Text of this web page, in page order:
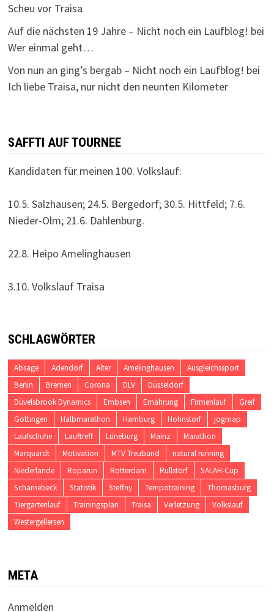
Scheu vor Traisa
Auf die nächsten 19 Jahre – Nicht noch ein Laufblog! bei
Wer einmal geht…
Von nun an ging’s bergab – Nicht noch ein Laufblog! bei
Ich liebe Traisa, nur nicht den neunten Kilometer
SAFFTI AUF TOURNEE
Kandidaten für meinen 100. Volkslauf:
10.5. Salzhausen; 24.5. Bergedorf; 30.5. Hittfeld; 7.6.
Nieder-Olm; 21.6. Dahlenburg.
22.8. Heipo Amelinghausen
3.10. Volkslauf Traisa
SCHLAGWÖRTER
Absage Adendorf Alter Amelinghausen
Ausgleichssport
Berlin
Bremen Corona DLV
Düsseldorf
Düvelsbrook Dynamics
Embsen Ernährung Firmenlauf
Greif
Göttingen
Halbmarathon Hamburg Hohnstorf
jogmap
Laufschuhe
Lauftreff Lüneburg Mainz
Marathon
Marquardt
Motivation MTV Treubund
natural running
Niederlande
Roparun Rotterdam Rullstorf
SALAH-Cup
Scharnebeck
Statistik Steffny Tempotraining
Thomasburg
Tiergartenlauf
Trainingsplan Traisa Verletzung
Volkslauf
Westergellersen
META
Anmelden